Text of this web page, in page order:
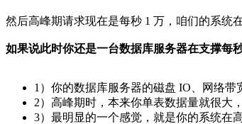
然后高峰期请求现在是每秒 1 万，咱们的系统
如果说此时你还是一台数据库服务器在支撑每
1）你的数据库服务器的磁盘 IO、网络
2）高峰期时，本来你单表数据量就很大
3）最明显的一个感觉，就是你的系统在